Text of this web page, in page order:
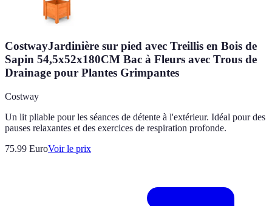
CostwayJardinière sur pied avec Treillis en Bois de
Sapin 54,5x52x180CM Bac à Fleurs avec Trous de
Drainage pour Plantes Grimpantes
Costway
Un lit pliable pour les séances de détente à l'extérieur. Idéal pour des
pauses relaxantes et des exercices de respiration profonde.
75.99 EuroVoir le prix